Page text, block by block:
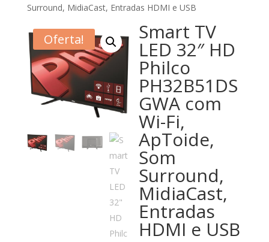
Surround, MidiaCast, Entradas HDMI e USB
Oferta! Smart TV
LED 32″ HD
Philco
PH32B51DS
GWA com
Wi-Fi,
ApToide,
Som
Surround,
MidiaCast,
Entradas
HDMI e USB